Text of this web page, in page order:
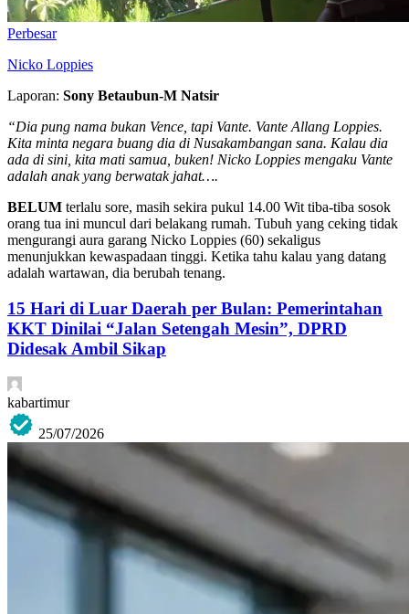
Perbesar
Nicko Loppies
Laporan: Sony Betaubun-M Natsir
“Dia pung nama bukan Vence, tapi Vante. Vante Allang Loppies.
Kita minta negara buang dia di Nusakambangan sana. Kalau dia
ada di sini, kita mati samua, buken! Nicko Loppies mengaku Vante
adalah anak yang berwatak jahat….
BELUM terlalu sore, masih sekira pukul 14.00 Wit tiba-tiba sosok
orang tua ini muncul dari belakang rumah. Tubuh yang ceking tidak
mengurangi aura garang Nicko Loppies (60) sekaligus
menunjukkan kewaspadaan tinggi. Ketika tahu kalau yang datang
adalah wartawan, dia berubah tenang.
15 Hari di Luar Daerah per Bulan: Pemerintahan
KKT Dinilai “Jalan Setengah Mesin”, DPRD
Didesak Ambil Sikap
kabartimur
25/07/2026